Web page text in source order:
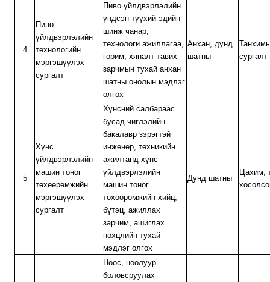
4
Пиво
үйлдвэрлэлийн
технологийн
мэргэшүүлэх
сургалт
Пиво үйлдвэрлэлийн
үндсэн түүхий эдийн
шинж чанар,
технологи ажиллагаа,
горим, хяналт тавих
зарчмын тухай анхан
шатны онолын мэдлэг
олгох
Анхан, дунд
шатны
сургалт
5
Хүнс
үйлдвэрлэлийн
машин тоног
төхөөрөмжийн
мэргэшүүлэх
сургалт
Хүнсний салбараас
бусад чиглэлийн
бакалавр зэрэгтэй
инженер, техникийн
ажилтанд хүнс
үйлдвэрлэлийн
машин тоног
төхөөрөмжийн хийц,
бүтэц, ажиллах
зарчим, ашиглах
нөхцлийн тухай
мэдлэг олгох
Дунд шатны
Цахим,
Ноос, ноолуур
боловсруулах